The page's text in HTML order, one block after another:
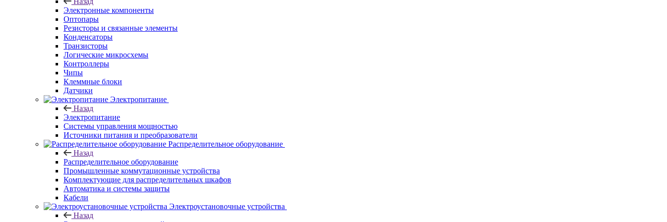
Электронные компоненты
Оптопары
Резисторы и связанные элементы
Конденсаторы
Транзисторы
Логические микросхемы
Контроллеры
Чипы
Клеммные блоки
Датчики
Электропитание
Назад
Электропитание
Системы управления мощностью
Источники питания и преобразователи
Распределительное оборудование
Назад
Распределительное оборудование
Промышленные коммутационные устройства
Комплектующие для распределительных шкафов
Автоматика и системы защиты
Кабели
Электроустановочные устройства
Назад